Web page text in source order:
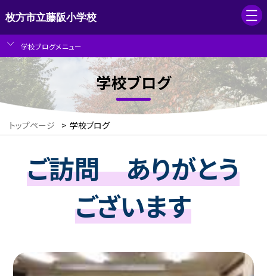
枚方市立藤阪小学校
学校ブログメニュー
学校ブログ
トップページ > 学校ブログ
ご訪問 ありがとう
ございます